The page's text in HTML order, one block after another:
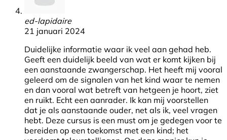
ed-lapidaire
21 januari 2024
Duidelijke informatie waar ik veel aan gehad heb.
Geeft een duidelijk beeld van wat er komt kijken bij
een aanstaande zwangerschap. Het heeft mij vooral
geleerd om de signalen van het kind waar te nemen
en dan vooral wat betreft van hetgeen je hoort, ziet
en ruikt. Echt een aanrader. Ik kan mij voorstellen
dat je als aanstaande ouder, net als ik, veel vragen
hebt. Deze cursus is een must om je gedegen voor te
bereiden op een toekomst met een kind; het